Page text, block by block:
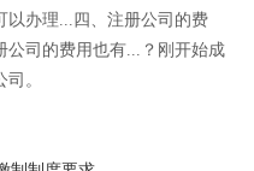
以办理...四、注册公司的费
司的费用也有...？刚开始成
。